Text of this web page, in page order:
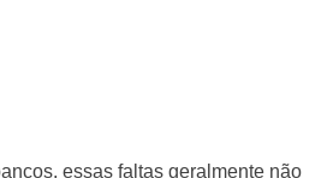
essas faltas geralmente não